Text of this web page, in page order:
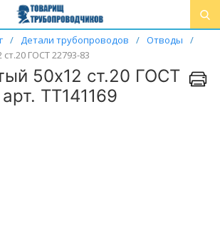
/ Детали трубопроводов / Отводы
/
ГОСТ 22793-83
50х12 ст.20 ГОСТ
ТТ141169